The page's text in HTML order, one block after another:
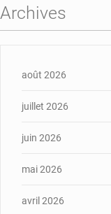
Archives
août 2026
juillet 2026
juin 2026
mai 2026
avril 2026